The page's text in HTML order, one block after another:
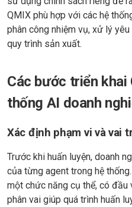
QMIX phù hợp với các hệ
phân công nhiệm vụ, xử lý
quy trình sản xuất.
Các bước triển khai
thống AI doanh
Xác định phạm vi và vai
Trước khi huấn luyện, doanh
của từng agent trong hệ
một chức năng cụ thể, có đầu
phân vai giúp quá trình huấn